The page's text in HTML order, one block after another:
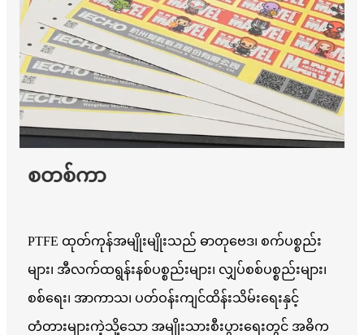
စတစ်ကာ
PTFE ထုတ်ကုန်အမျိုးမျိုးသည် ဓာတုဗေဒ၊ စက်ပစ္စည်း
များ၊ အီလက်ထရွန်းနစ်ပစ္စည်းများ၊ လျှပ်စစ်ပစ္စည်းများ၊
စစ်ရေး၊ အာကာသ၊ ပတ်ဝန်းကျင်ထိန်းသိမ်းရေးနှင့်
တံတားများကဲ့သို့သော အမျိုးသားစီးပွားရေးတွင် အဓိက